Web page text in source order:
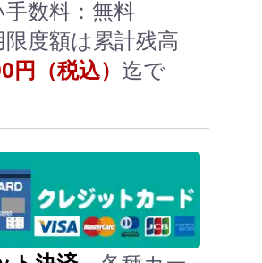
数料：無料
限度額は累計残高
円（税込） 迄で